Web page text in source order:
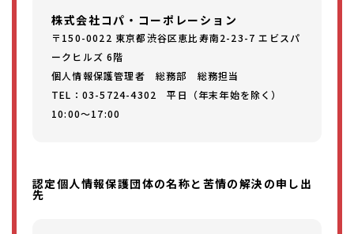
株式会社コパ・コーポレーション
〒150-0022 東京都渋谷区恵比寿南2-23-7 エビスパ
ークヒルズ 6階
個人情報保護管理者 総務部 総務担当
TEL：03-5724-4302 平日（年末年始を除く）
10:00～17:00
認定個人情報保護団体の名称と苦情の解決の申し出
先